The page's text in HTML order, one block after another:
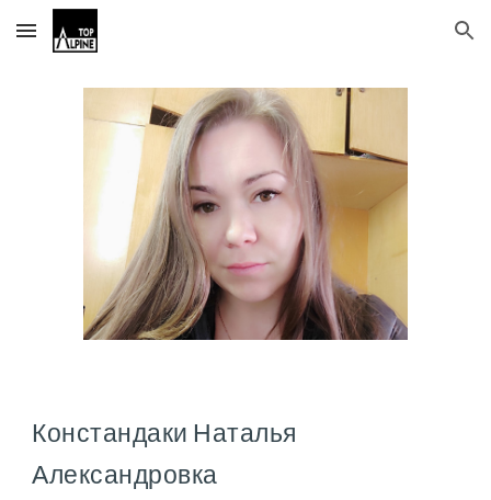
Skip to main content Skip to navigation
Констандаки Наталья
Александровка